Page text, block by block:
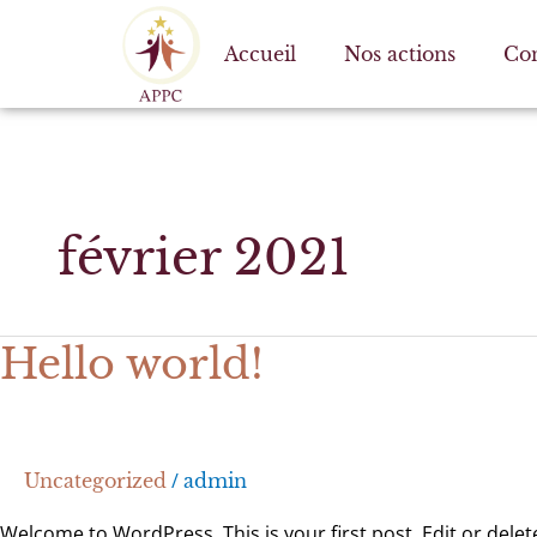
Accueil Nos actions
février 2021
Hello world!
Uncategorized / admin
Hello
world!